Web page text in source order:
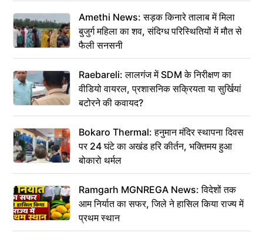
Amethi News: सड़क किनारे तालाब में मिला
बुजुर्ग महिला का शव, संदिग्ध परिस्थितियों में मौत से
फैली सनसनी
Raebareli: लालगंज में SDM के निरीक्षण का
वीडियो वायरल, प्रशासनिक सक्रियता या सुर्खियां
बटोरने की कवायद?
Bokaro Thermal: हनुमान मंदिर स्थापना दिवस
पर 24 घंटे का अखंड हरि कीर्तन, भक्तिमय हुआ
बोकारो थर्मल
Ramgarh MGNREGA News: विदेशों तक
आम निर्यात का सफर, जिले ने हासिल किया राज्य में
प्रथम स्थान